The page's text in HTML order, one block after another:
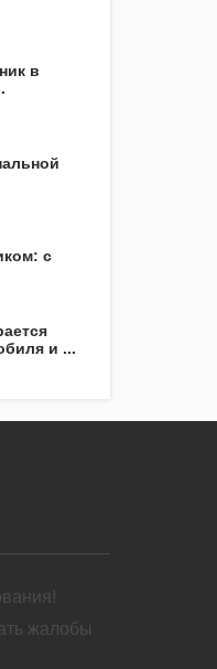
в
с
и ...
жалобы